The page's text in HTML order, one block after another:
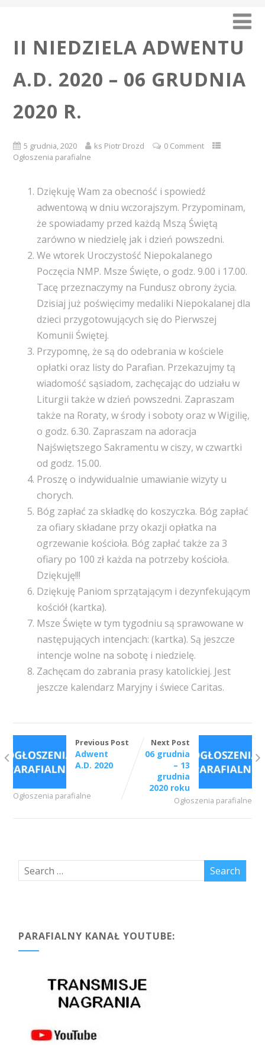
II NIEDZIELA ADWENTU
A.D. 2020 – 06 GRUDNIA
2020 R.
5 grudnia, 2020 ks Piotr Drozd
0 Comment
Ogłoszenia parafialne
Dziękuję Wam za obecność i spowiedź
adwentową w dniu wczorajszym. Przypominam,
że spowiadamy przed każdą Mszą Świętą
zarówno w niedzielę jak i dzień powszedni.
We wtorek Uroczystość Niepokalanego
Poczęcia NMP. Msze Święte, o godz. 9.00 i 17.00.
Tacę przeznaczymy na Fundusz obrony życia.
Dzisiaj już poświęcimy medaliki Niepokalanej dla
dzieci przygotowujących się do Pierwszej
Komunii Świętej.
Przypomnę, że są do odebrania w kościele
opłatki oraz listy do Parafian. Przekazujmy tą
wiadomość sąsiadom, zachęcając do udziału w
Liturgii także w dzień powszedni. Zapraszam
także na Roraty, w środy i soboty oraz w Wigilię,
o godz. 6.30. Zapraszam na adoracja
Najświętszego Sakramentu w ciszy, w czwartki
od godz. 15.00.
Proszę o indywidualnie umawianie wizyty u
chorych.
Bóg zapłać za składkę do koszyczka. Bóg zapłać
za ofiary składane przy okazji opłatka na
ogrzewanie kościoła. Bóg zapłać także za 3
ofiary po 100 zł każda na potrzeby kościoła.
Dziękuję!!!
Dziękuję Paniom sprzątającym i dezynfekującym
kościół (kartka).
Msze Święte w tym tygodniu są sprawowane w
następujących intencjach: (kartka). Są jeszcze
intencje wolne na sobotę i niedzielę.
Zachęcam do zabrania prasy katolickiej. Jest
jeszcze kalendarz Maryjny i świece Caritas.
Previous Post
Adwent
A.D. 2020
Ogłoszenia parafialne
Next Post
06 grudnia
– 13
grudnia
2020 roku
Ogłoszenia parafialne
PARAFIALNY KANAŁ YOUTUBE: